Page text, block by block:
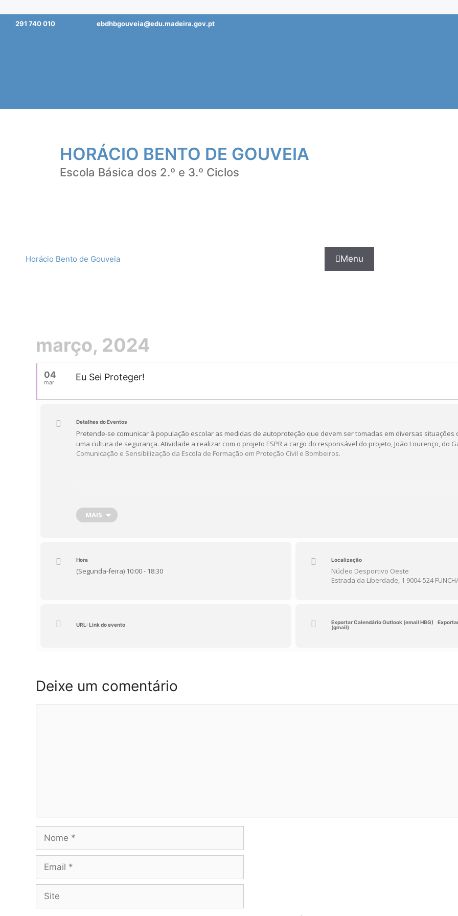
Saltar291 740 010 ebdhbgouveia@edu.madeira.gov.pt
HORÁCIO BENTO DE GOUVEIA
Escola Básica dos 2.º e 3.º Ciclos
Horácio Bento de Gouveia Menu
março, 2024
04
mar Eu Sei Proteger!
Detalhes do Eventos
Pretende-se comunicar à população escolar as medidas de autoproteção que devem ser tomadas em diversas situações
uma cultura de segurança. Atividade a realizar com o projeto ESPR a cargo do responsável do projeto, João Lourenço, do
Comunicação e Sensibilização da Escola de Formação em Proteção Civil e Bombeiros.
MAIS
Hora
(Segunda-feira) 10:00 - 18:30
Localização
Núcleo Desportivo Oeste
Estrada da Liberdade, 1 9004-524
URL: Link do evento Exportar Calendário Outlook (email HBG)
(gmail)
Deixe um comentário
Nome
Email
Site